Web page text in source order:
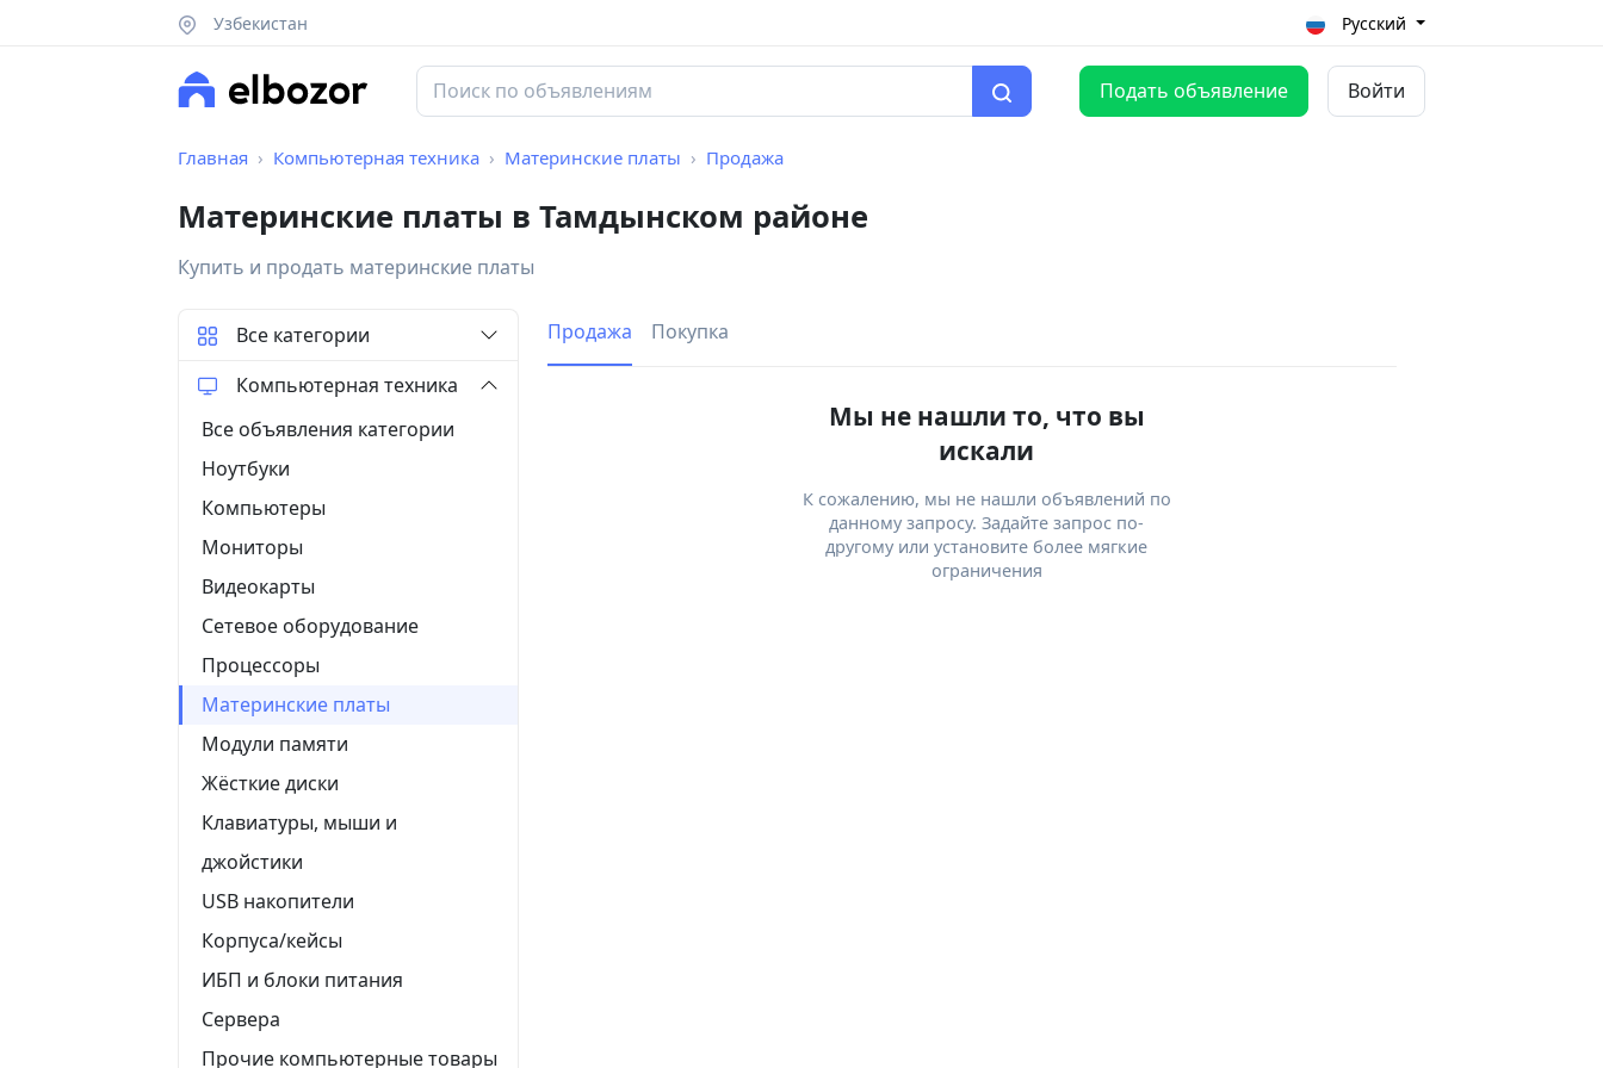
Узбекистан Русский
Подать объявление Войти
Главная Компьютерная техника Материнские платы Продажа
Материнские платы в Тамдынском районе
Купить и продать материнские платы
Продажа Покупка
Мы не нашли то, что вы
искали
К сожалению, мы не нашли объявлений по
данному запросу. Задайте запрос по-
другому или установите более мягкие
ограничения
Все категории
Компьютерная техника
Все объявления категории
Ноутбуки
Компьютеры
Мониторы
Видеокарты
Сетевое оборудование
Процессоры
Материнские платы
Модули памяти
Жёсткие диски
Клавиатуры, мыши и
джойстики
USB накопители
Корпуса/кейсы
ИБП и блоки питания
Сервера
Прочие компьютерные товары